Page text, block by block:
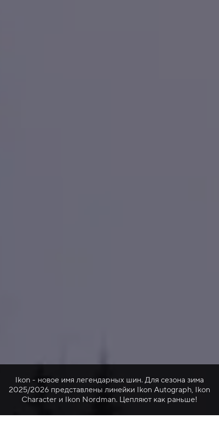
Ikon - новое имя легендарных шин. Для сезона зима
2025/2026 представлены линейки Ikon Autograph, Ikon
Character и Ikon Nordman. Цепляют как раньше!